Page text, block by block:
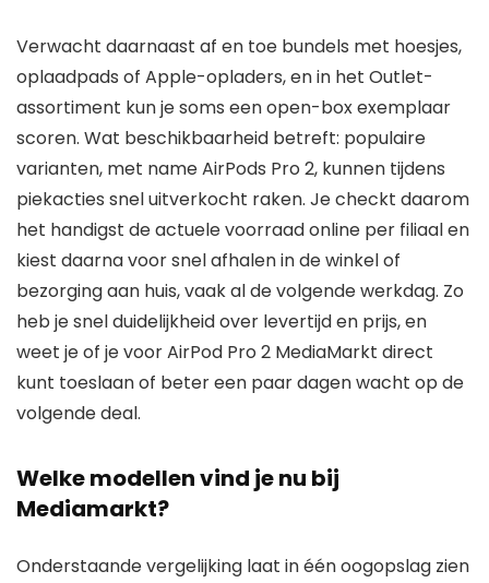
Verwacht daarnaast af en toe bundels met hoesjes,
oplaadpads of Apple-opladers, en in het Outlet-
assortiment kun je soms een open-box exemplaar
scoren. Wat beschikbaarheid betreft: populaire
varianten, met name AirPods Pro 2, kunnen tijdens
piekacties snel uitverkocht raken. Je checkt daarom
het handigst de actuele voorraad online per filiaal en
kiest daarna voor snel afhalen in de winkel of
bezorging aan huis, vaak al de volgende werkdag. Zo
heb je snel duidelijkheid over levertijd en prijs, en
weet je of je voor AirPod Pro 2 MediaMarkt direct
kunt toeslaan of beter een paar dagen wacht op de
volgende deal.
Welke modellen vind je nu bij
Mediamarkt?
Onderstaande vergelijking laat in één oogopslag zien